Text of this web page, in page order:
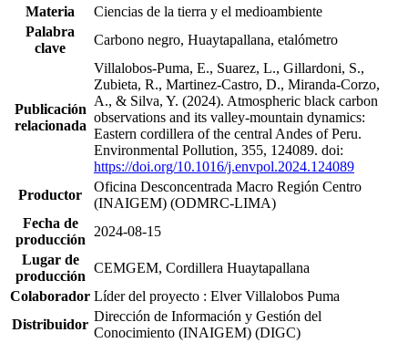
Materia
Ciencias de la tierra y el medioambiente
Palabra
clave
Carbono negro, Huaytapallana, etalómetro
Publicación
relacionada
Villalobos-Puma, E., Suarez, L., Gillardoni, S.,
Zubieta, R., Martinez-Castro, D., Miranda-Corzo,
A., & Silva, Y. (2024). Atmospheric black carbon
observations and its valley-mountain dynamics:
Eastern cordillera of the central Andes of Peru.
Environmental Pollution, 355, 124089. doi:
https://doi.org/10.1016/j.envpol.2024.124089
Productor
Oficina Desconcentrada Macro Región Centro
(INAIGEM) (ODMRC-LIMA)
Fecha de
producción
2024-08-15
Lugar de
producción
CEMGEM, Cordillera Huaytapallana
Colaborador Líder del proyecto : Elver Villalobos Puma
Distribuidor
Dirección de Información y Gestión del
Conocimiento (INAIGEM) (DIGC)